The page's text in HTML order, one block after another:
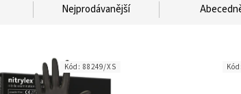
Nejprodávanější
Kód: 88249/XS Kód: